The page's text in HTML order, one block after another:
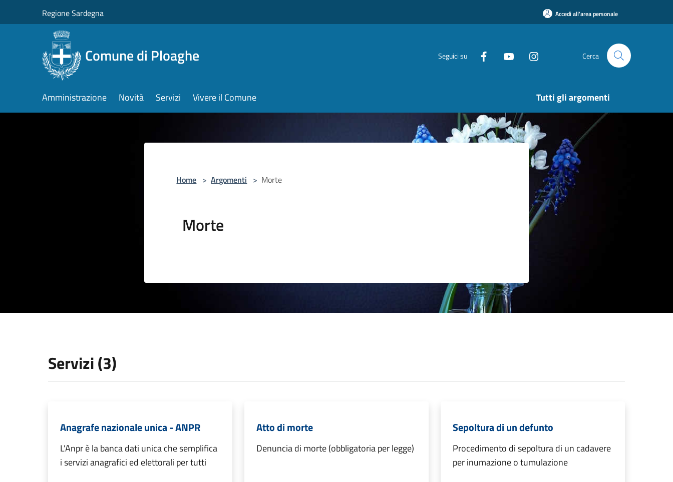
Regione Sardegna Accedi all'area personale
Comune di Ploaghe Seguici su Cerca
Amministrazione Novità Servizi Vivere il Comune Tutti gli argomenti
Home > Argomenti > Morte
Morte
Servizi (3)
Anagrafe nazionale unica - ANPR
L'Anpr è la banca dati unica che semplifica
i servizi anagrafici ed elettorali per tutti
Atto di morte
Denuncia di morte (obbligatoria per legge)
Sepoltura di un defunto
Procedimento di sepoltura di un cadavere
per inumazione o tumulazione